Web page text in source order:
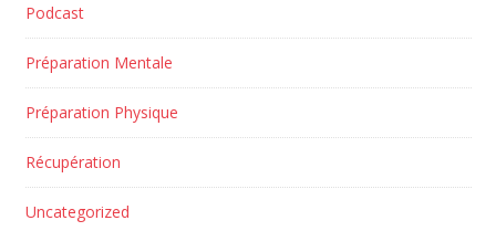
Podcast
Préparation Mentale
Préparation Physique
Récupération
Uncategorized